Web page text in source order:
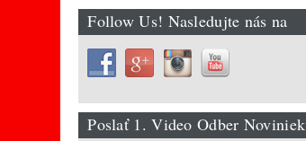
Follow Us! Nasledujte nás na
Poslať 1. Video Odber Noviniek